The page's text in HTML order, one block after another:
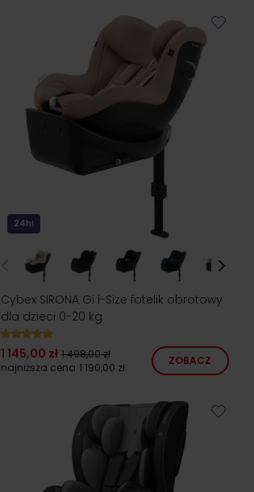
24h!
Cybex SIRONA Gi i-Size fotelik obrotowy
dla dzieci 0-20 kg
1 145,00 zł 1 498,00 zł
najniższa cena 1 190,00 zł
ZOBACZ